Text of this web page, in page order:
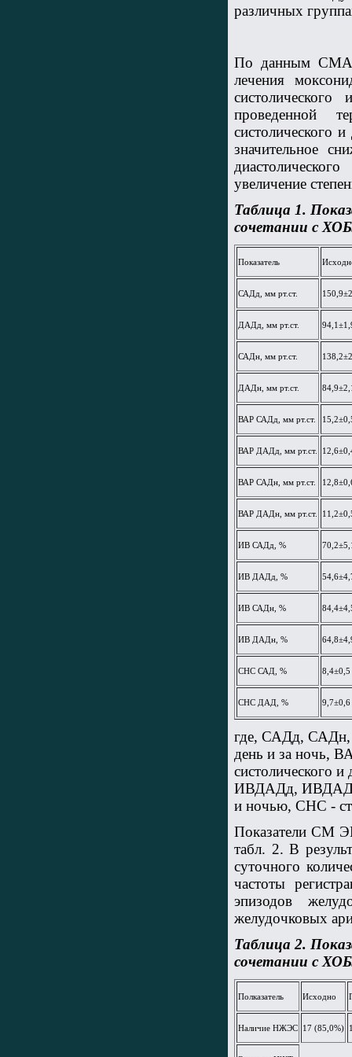
различных
По данным
лечения
проведенной
систолического
значительное
увеличение
Таблица 1.
сочетании с
Показатель
САДд, мм рт.ст.
ДАДд, мм рт.ст.
САДн, мм рт.ст.
ДАДн, мм рт.ст.
ВАР САДд, мм рт.ст.
ВАР ДАДд, мм рт.ст.
ВАР САДн, мм рт.ст.
ВАР ДАДн, мм рт.ст.
ИВ САДд, %
ИВ ДАДд, %
ИВ САДн, %
ИВ ДАДн, %
СНС САД, % 8,4±0,5
СНС ДАД, % 9,7±0,6
где, САДд, САДн,
день и за ночь,
систолического
ИВДАДд, ИВДАДн -
и ночью, СНС -
Показатели СМ
табл. 2. В
суточного
частоты
эпизодов
желудочковых
Таблица 2.
сочетании с
Полказатель Исходно
Наличие НЖЭС 17 (85,0%)